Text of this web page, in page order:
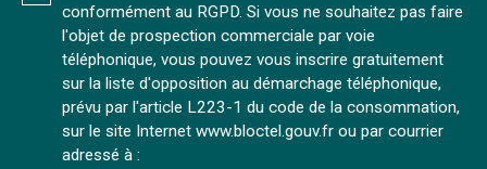
conformément au RGPD. Si vous ne souhaitez pas faire
l'objet de prospection commerciale par voie
téléphonique, vous pouvez vous inscrire gratuitement
sur la liste d'opposition au démarchage téléphonique,
prévu par l'article L223-1 du code de la consommation,
sur le site Internet www.bloctel.gouv.fr ou par courrier
adressé à :